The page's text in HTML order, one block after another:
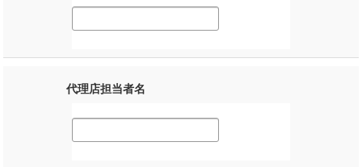
代理店担当者名